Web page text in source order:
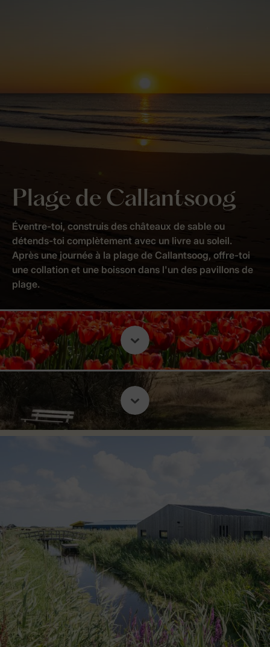
Plage de Callantsoog
Éventre-toi, construis des châteaux de sable ou
détends-toi complètement avec un livre au soleil.
Après une journée à la plage de Callantsoog, offre-toi
une collation et une boisson dans l'un des pavillons de
plage.